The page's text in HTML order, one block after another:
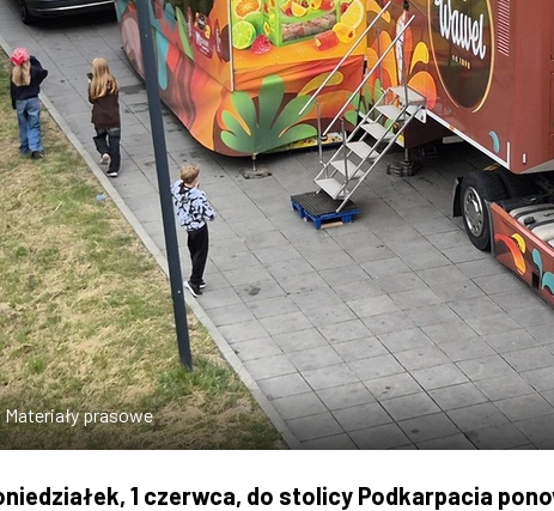
prasowe
1 czerwca, do stolicy Podkarpacia